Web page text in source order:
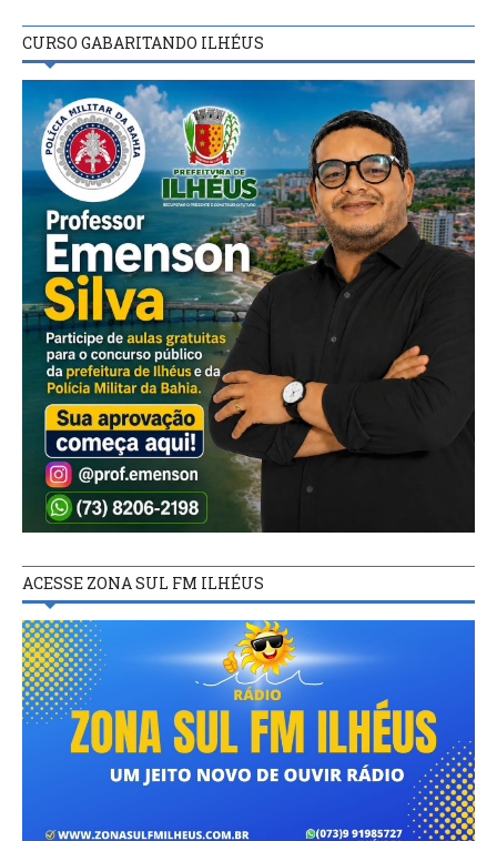
CURSO GABARITANDO ILHÉUS
ACESSE ZONA SUL FM ILHÉUS